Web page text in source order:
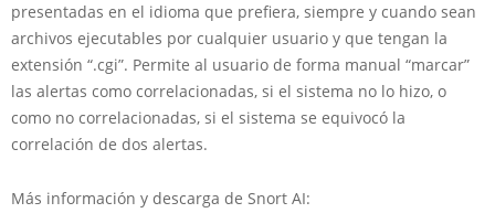
presentadas en el idioma que prefiera, siempre y cuando sean
archivos ejecutables por cualquier usuario y que tengan la
extensión “.cgi”. Permite al usuario de forma manual “marcar”
las alertas como correlacionadas, si el sistema no lo hizo, o
como no correlacionadas, si el sistema se equivocó la
correlación de dos alertas.
Más información y descarga de Snort AI: